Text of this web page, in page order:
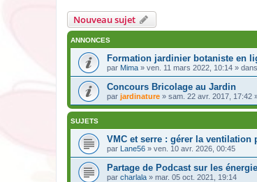
Nouveau sujet
ANNONCES
Formation jardinier botaniste en
par Mima » ven. 11 mars 2022, 10:14 » dans
Concours Bricolage au Jardin
par jardinature » sam. 22 avr. 2017, 17:42
SUJETS
VMC et serre : gérer la
par Lane56 » ven. 10 avr. 2026, 00:45
Partage de Podcast sur les
par charlala » mar. 05 oct. 2021, 19:14